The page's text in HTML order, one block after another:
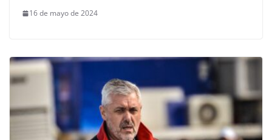
16 de mayo de 2024